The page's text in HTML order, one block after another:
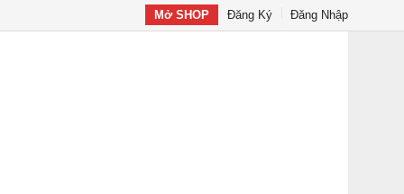
Mở SHOP Đăng Ký Đăng Nhập